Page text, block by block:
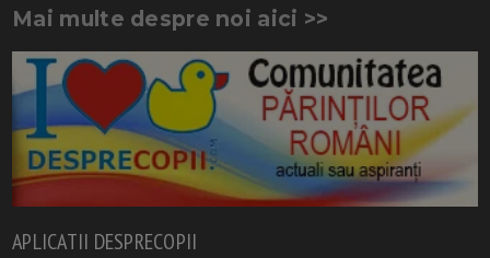
Mai multe despre noi aici >>
APLICATII DESPRECOPII